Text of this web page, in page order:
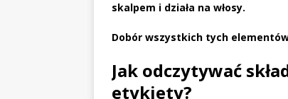
skalpem i działa na włosy.
Dobór wszystkich tych
Jak odczytywać
etykiety?